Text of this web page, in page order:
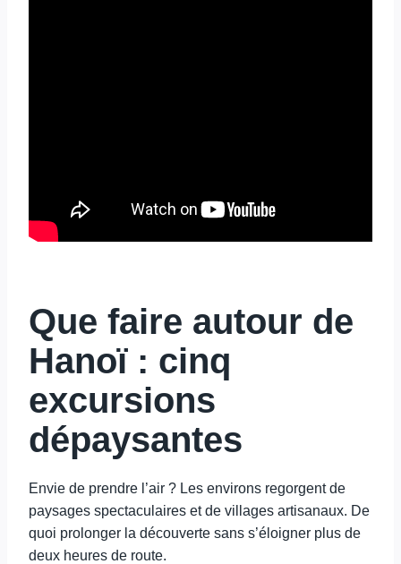
Que faire autour de
Hanoï : cinq
excursions
dépaysantes
Envie de prendre l’air ? Les environs regorgent de
paysages spectaculaires et de villages artisanaux. De
quoi prolonger la découverte sans s’éloigner plus de
deux heures de route.